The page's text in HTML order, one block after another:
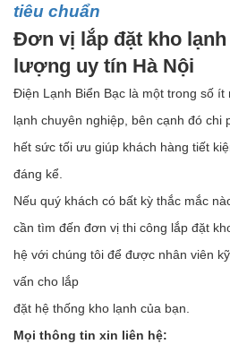
tiêu chuẩn
Đơn vị lắp đặt kho
lượng uy tín Hà Nội
Điện Lạnh Biển Bạc là một trong số
lạnh chuyên nghiệp, bên cạnh đó chi
hết sức tối ưu giúp khách hàng tiết
đáng kể.
Nếu quý khách có bất kỳ thắc mắc
cần tìm đến đơn vị thi công lắp đặt
hệ với chúng tôi để được nhân viên
vấn cho lắp
đặt hệ thống kho lạnh của bạn.
Mọi thông tin xin liên hệ: